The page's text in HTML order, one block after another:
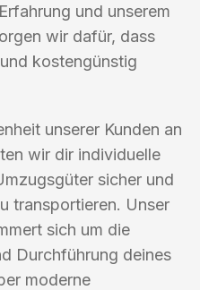
und unserem
wir dafür, dass
kostengünstig
unserer Kunden an
wir dir individuelle
sicher und
transportieren. Unser
sich um die
Durchführung deines
moderne